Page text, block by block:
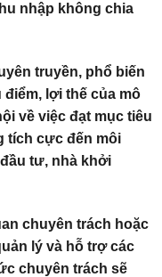
nhập không chia
truyền, phổ biến
lợi thế của mô
về việc đạt mục tiêu
tích cực đến môi
tư, nhà khởi
chuyên trách hoặc
lý và hỗ trợ các
chuyên trách sẽ